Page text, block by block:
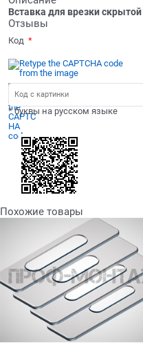
Вставка для врезки
Отзывы
Код
* буквы на русском языке
Похожие товары